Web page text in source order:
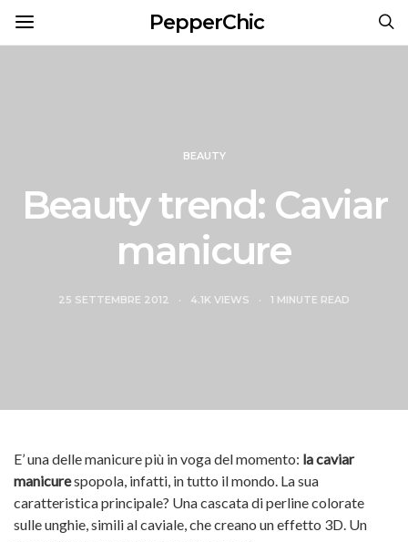
PepperChic
BEAUTY
Beauty trend: Caviar
manicure
25 SETTEMBRE 2012 4.1K VIEWS 1 MINUTE READ
E’ una delle manicure più in voga del momento: la caviar
manicurespopola, infatti, in tutto il mondo. La sua
caratteristica principale? Una cascata di perline colorate
sulle unghie, simili al caviale, che creano un effetto 3D. Un